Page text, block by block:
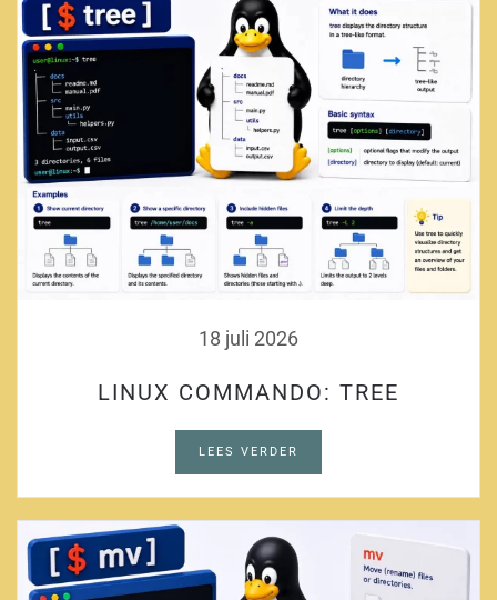
18 juli 2026
LINUX COMMANDO: TREE
LEES VERDER